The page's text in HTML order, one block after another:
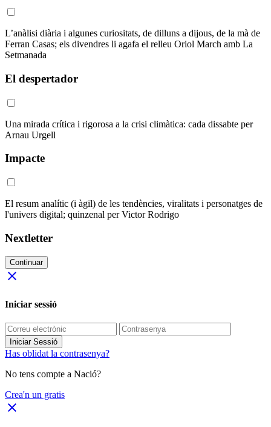
L’anàlisi diària i algunes curiositats, de dilluns a dijous, de la mà de
Ferran Casas; els divendres li agafa el relleu Oriol March amb La
Setmanada
El despertador
Una mirada crítica i rigorosa a la crisi climàtica: cada dissabte per
Arnau Urgell
Impacte
El resum analític (i àgil) de les tendències, viralitats i personatges de
l'univers digital; quinzenal per Victor Rodrigo
Nextletter
Continuar
close
Iniciar sessió
Iniciar Sessió
Has oblidat la contrasenya?
No tens compte a Nació?
Crea'n un gratis
close